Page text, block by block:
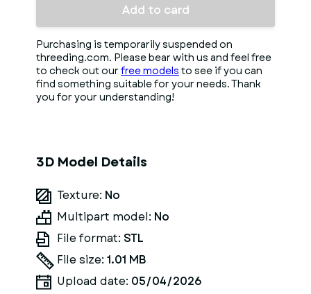
Add to card
Purchasing is temporarily suspended on
threeding.com. Please bear with us and feel free
to check out our free models to see if you can
find something suitable for your needs. Thank
you for your understanding!
3D Model Details
Texture: No
Multipart model: No
File format: STL
File size: 1.01 MB
Upload date: 05/04/2026